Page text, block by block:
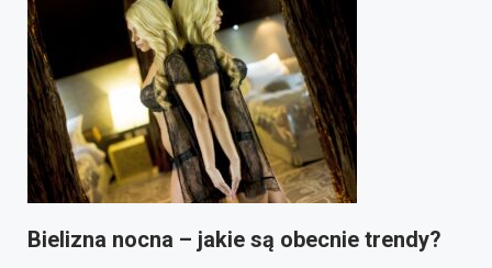
Bielizna nocna – jakie są obecnie trendy?